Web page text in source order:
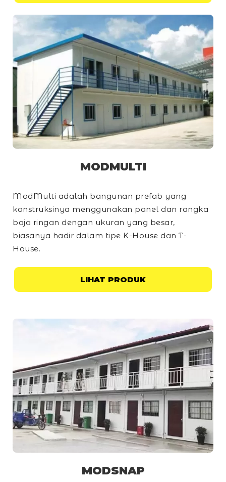
MODMULTI
ModMulti adalah bangunan prefab yang
konstruksinya menggunakan panel dan rangka
baja ringan dengan ukuran yang besar,
biasanya hadir dalam tipe K-House dan T-
House.
LIHAT PRODUK
MODSNAP